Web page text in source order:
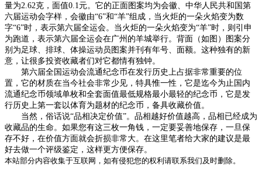
量为2.62克，面值0.1元。它的正面图案均为会徽、中华人民共和国第
六届运动会字样，会徽由“6”和“羊”组成，当火炬的一朵火焰变为数
字“6”时，表示第六届全运会。当火炬的一朵火焰变为“羊”时，则引申
为跑道，表示第六届全运会在广州的羊城举行。背面（如图）图案分
别为足球、排球、体操运动员图案并刊有年号、面额。这种独有的新
意，让很多投资收藏者们对它都情有独钟。
第六届全国运动会流通纪念币在发行历史上占据非常重要的位
置，它的材质在当今社会非常少见，特具惟一性，它是迄今为止国内
流通纪念币领域单枚和全套面值最低规格最小最轻的纪念币，它是发
行历史上第一套以体育为题材的纪念币，备具收藏价值。
当然，俗话说“品相决定价值”。品相越好价值越高，品相已经成为
收藏品的生命。如果您有这三枚一角钱，一定要妥善地保存，一旦保
存不好，在价值方面就会折损非常大。在这里笔者给大家的建议是最
好去做一个评级鉴定，这样更方便保存。
本站部分内容收集于互联网，如有侵犯您的权利请联系我们及时删除。